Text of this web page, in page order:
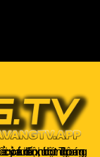
kết quả hoặc thảo luận về chiến thuật của đội bóng.